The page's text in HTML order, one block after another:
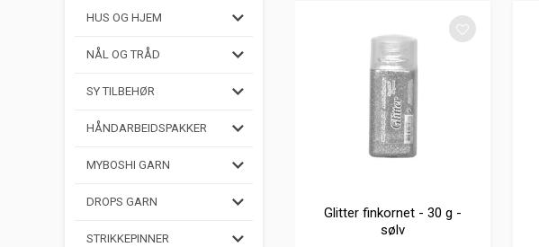
HUS OG HJEM
NÅL OG TRÅD
SY TILBEHØR
HÅNDARBEIDSPAKKER
MYBOSHI GARN
DROPS GARN
STRIKKEPINNER
Glitter finkornet - 30 g -
sølv